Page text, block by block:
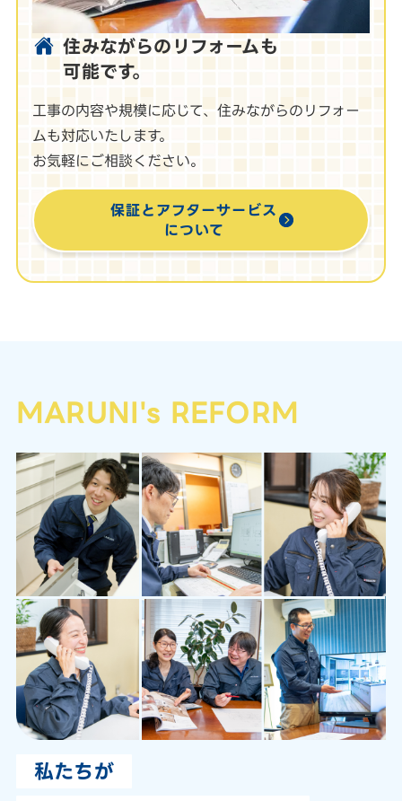
住みながらのリフォームも
可能です。
工事の内容や規模に応じて、住みながらのリフォー
ムも対応いたします。
お気軽にご相談ください。
保証とアフターサービス
について
MARUNI's REFORM
私たちが